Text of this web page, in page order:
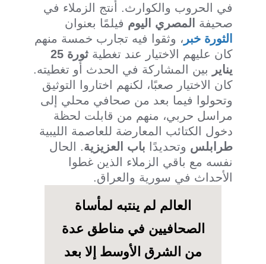
في الحروب والكوارث. أنتج الزملاء في
صحيفة
المصري اليوم فيلمًا بعنوان
الثورة خبر ، وثقوا فيه تجارب خمسة منهم
كان عليهم الاختيار عند تغطية
ثورة 25
يناير بين المشاركة في الحدث أو تغطيته.
كان الاختيار صعبًا، لكنهم اختاروا التوثيق
وتحولوا فيما بعد من صحافي محلي إلى
مراسل حربي، منهم من قابلت لحظة
دخول الكتائب المعارضة للعاصمة الليبية
طرابلس وتحديدًا باب العزيزية. الحال
نفسه مع باقي الزملاء الذين غطوا
الأحداث في سورية والعراق.
العالم لم ينتبه لمأساة
الصحافيين في مناطق عدة
من الشرق الأوسط إلا بعد